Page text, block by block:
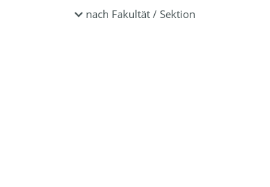
nach Fakultät / Sektion